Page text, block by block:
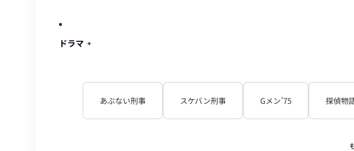
ドラマ
あぶない刑事 スケバン刑事 Gメン’75 探偵物